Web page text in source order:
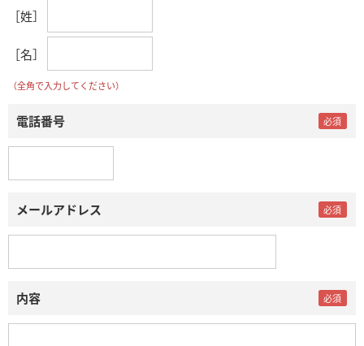
［姓］
［名］
（全角で入力してください）
電話番号
メールアドレス
内容